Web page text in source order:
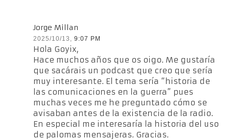
Jorge Millan
2025/10/13, 9:07 PM
Hola Goyix,
Hace muchos años que os oigo. Me gustaría
que sacárais un podcast que creo que sería
muy interesante. El tema sería “historia de
las comunicaciones en la guerra” pues
muchas veces me he preguntado cómo se
avisaban antes de la existencia de la radio.
En especial me interesaría la historia del uso
de palomas mensajeras. Gracias.